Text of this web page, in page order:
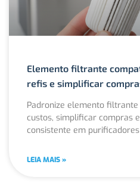
Elemento filtrante
refis e simplificar
Padronize elemento
custos, simplificar compras
consistente em
LEIA MAIS »